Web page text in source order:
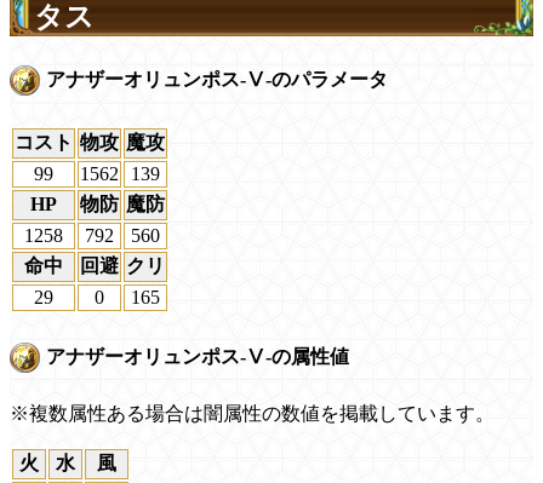
タス
アナザーオリュンポス-Ⅴ-のパラメータ
コスト 物攻 魔攻
99
1562
139
HP
物防 魔防
1258
792
560
命中
回避 クリ
29
0 165
アナザーオリュンポス-Ⅴ-の属性値
※複数属性ある場合は闇属性の数値を掲載しています。
火 水
風